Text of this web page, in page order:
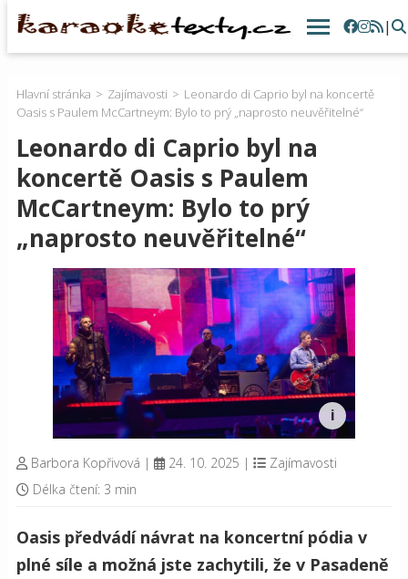
|
Hlavní stránka Zajímavosti
Leonardo di Caprio byl na koncertě
Oasis s Paulem McCartneym: Bylo to prý „naprosto neuvěřitelné“
Leonardo di Caprio byl na
koncertě Oasis s Paulem
McCartneym: Bylo to prý
„naprosto neuvěřitelné“
Barbora Kopřivová | 24. 10. 2025 |
Zajímavosti
Délka čtení: 3 min
Oasis předvádí návrat na koncertní pódia v
plné síle a možná jste zachytili, že v Pasadeně